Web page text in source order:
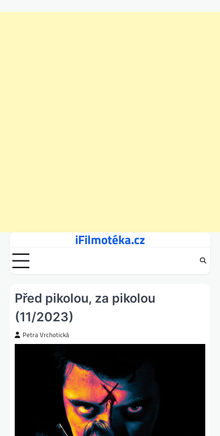
content
iFilmotéka.cz
Před pikolou, za pikolou
(11/2023)
Petra Vrchotická